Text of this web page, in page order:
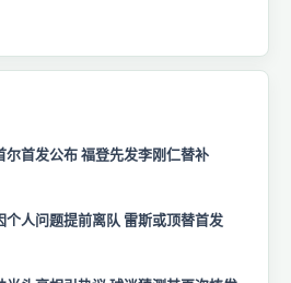
尔首发公布 福登先发李刚仁替补
个人问题提前离队 雷斯或顶替首发